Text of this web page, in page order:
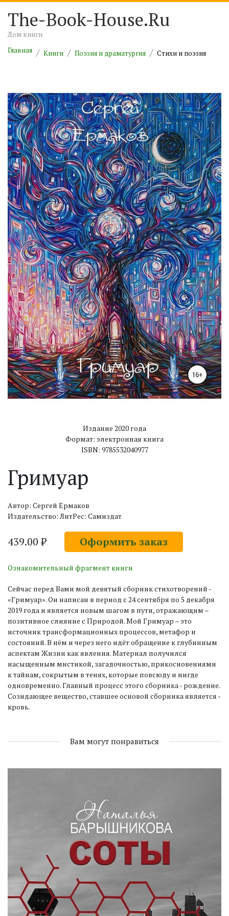
The-Book-House.Ru
Дом книги
Главная
Книги Поэзия и драматургия Cтихи и поэзия
Издание 2020 года
Формат: электронная книга
ISBN: 9785532040977
Гримуар
Автор: Сергей Ермаков
Издательство: ЛитРес: Самиздат
439.00 ₽ Оформить заказ
Ознакомительный фрагмент книги
Сейчас перед Вами мой девятый сборник стихотворений -
«Гримуар». Он написан в период с 24 сентября по 5 декабря
2019 года и является новым шагом в пути, отражающим –
позитивное слияние с Природой. Мой Гримуар – это
источник трансформационных процессов, метафор и
состояний. В нём и через него идёт обращение к глубинным
аспектам Жизни как явления. Материал получился
насыщенным мистикой, загадочностью, прикосновениями
к тайнам, сокрытым в тенях, которые повсюду и нигде
одновременно. Главный процесс этого сборника - рождение.
Созидающее вещество, ставшее основой сборника является -
кровь.
Вам могут понравиться